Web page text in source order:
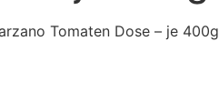
Tomaten Dose – je 400g